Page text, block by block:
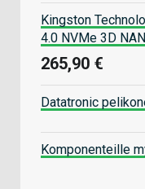
Kingston
4.0 NVMe 3D
265,90 €
Datatronic
Komponenteille